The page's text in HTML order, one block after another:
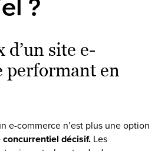
?
d’un site e-
performant en
e-commerce n’est plus une option
concurrentiel décisif. Les